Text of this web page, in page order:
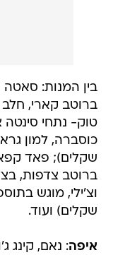
בין המנות: סאטה
טוק- נתחי סינטה
שקלים); פאד
ברוטב צדפות,
שקלים) ועוד.
איפה: נאם, קינג ג'ורג' 84 (פינת